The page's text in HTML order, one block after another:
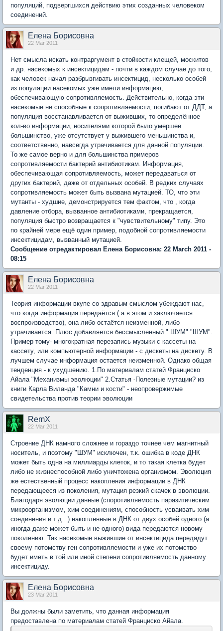
популяций, подвергшихся действию этих созданных человеком
соединений.
Елена Борисовна
22 Mar 2011
Нет смысла искать контраргумент в стойкости клещей, москитов
и др. насекомых к инсектицидам - почти в каждом случае до того,
как человек начал разбрызгивать инсектицид, несколько особей
из популяции насекомых уже имели информацию,
обеспечивающую сопротивляемость. Действительно, когда эти
насекомые не способные к сопротивляемости, погибают от ДДТ, а
популяция восстанавливается от выживших, то определённое
кол-во информации, носителями которой было умершее
большинство, уже отсутствует у выжившего меньшинства и,
соответственно, навсегда утрачивается для данной популяции.
То же самое верно и для большинства примеров
сопротивляемости бактерий антибиотикам. Информация,
обеспечивающая сопротивляемость, может передаваться от
других бактерий, даже от отдельных особей. В редких случаях
сопротивляемость может быть вызвана мутацией. ТО, что эти
мутанты - худшие, демонстрируется тем фактом, что , когда
давление отбора, вызванное антибиотиками, прекращается,
популяция быстро возвращается к "чувствительному" типу. Это
по крайней мере ещё один пример, подобной сопротивляемости
инсектицидам, вызванный мутацией.
Сообщение отредактировал Елена Борисовна: 22 March 2011 -
08:15
Елена Борисовна
22 Mar 2011
Теория информации вкупе со здравым смыслом убеждают нас,
что когда информация передаётся ( а в этом и заключается
воспроизводство), она либо остаётся неизменной, либо
утрачивается. Плюс добавляется бессмысленный " ШУМ" "ШУМ".
Пример тому- многократная перезапись музыки с кассеты на
кассету, или компьютерной информации - с дискеты на дискету. В
лучшем случае информация остается неизменной. Однако общая
тенденция - к ухудшению. 1.По материалам статей Франциско
Айала "Механизмы эволюции" 2.Статья -Полезные мутации? из
книги Карла Виланда "Камни и кости" - неопровержимые
свидетельства против теории эволюции
RemX
22 Mar 2011
Строение ДНК намного сложнее и гораздо точнее чем магнитный
носитель, и поэтому "ШУМ" исключен, т.к. ошибка в коде ДНК
может быть одна на миллиарды клеток, и то такая клетка будет
либо не жизнеспособной либо уничтожена организмом. Эволюция
же естественный процесс накопления информации в ДНК
передающееся из поколения, мутация резкий скачек в эволюции.
Благодаря эволюции данные (споротивляемость паразитическим
микроорганизмом, хим соединениям, способность усваивать хим
соединения и т.д...) накопленные в ДНК от двух особей одного (а
иногда даже может быть и не одного) вида передаются новому
поколению. Так насекомые выжившие от инсектицида передадут
своему потомству ген сопротивляемости и уже их потомство
будет иметь в той или иной степени сопротивляемость данному
инсектициду.
Елена Борисовна
23 Mar 2011
Вы должны были заметить, что данная информация
предоставлена по материалам статей Франциско Айала.